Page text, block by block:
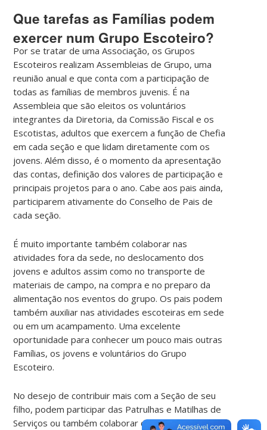
Que tarefas as Famílias podem
exercer num Grupo Escoteiro?
Por se tratar de uma Associação, os Grupos
Escoteiros realizam Assembleias de Grupo, uma
reunião anual e que conta com a participação de
todas as famílias de membros juvenis. É na
Assembleia que são eleitos os voluntários
integrantes da Diretoria, da Comissão Fiscal e os
Escotistas, adultos que exercem a função de Chefia
em cada seção e que lidam diretamente com os
jovens. Além disso, é o momento da apresentação
das contas, definição dos valores de participação e
principais projetos para o ano. Cabe aos pais ainda,
participarem ativamente do Conselho de Pais de
cada seção.
É muito importante também colaborar nas
atividades fora da sede, no deslocamento dos
jovens e adultos assim como no transporte de
materiais de campo, na compra e no preparo da
alimentação nos eventos do grupo. Os pais podem
também auxiliar nas atividades escoteiras em sede
ou em um acampamento. Uma excelente
oportunidade para conhecer um pouco mais outras
Famílias, os jovens e voluntários do Grupo
Escoteiro.
No desejo de contribuir mais com a Seção de seu
filho, podem participar das Patrulhas e Matilhas de
Serviços ou também colaborar como instrutor e/ou